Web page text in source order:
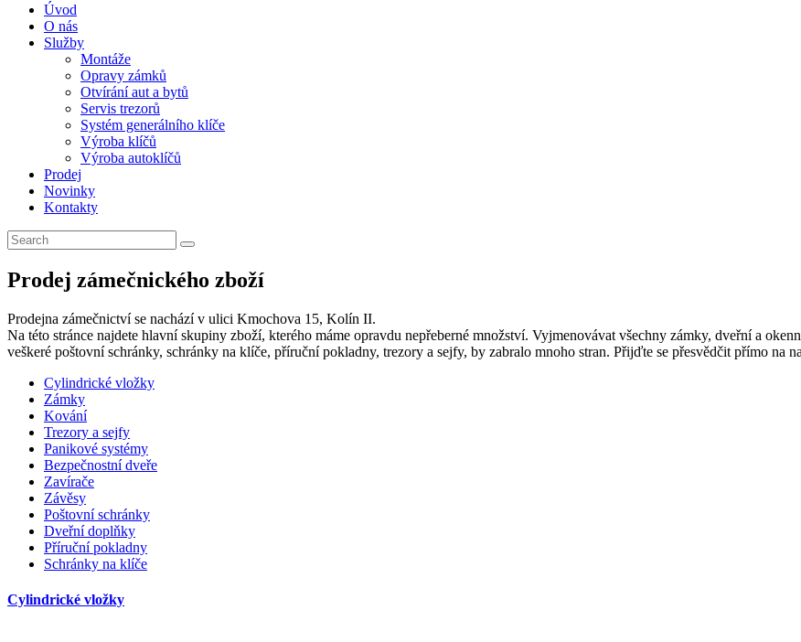
Úvod
O nás
Služby
Montáže
Opravy zámků
Otvírání aut a bytů
Servis trezorů
Systém generálního klíče
Výroba klíčů
Výroba autoklíčů
Prodej
Novinky
Kontakty
Prodej zámečnického zboží
Prodejna zámečnictví se nachází v ulici Kmochova 15, Kolín II.
Na této stránce najdete hlavní skupiny zboží, kterého máme opravdu nepřeberné množství. Vyjmenovávat všechny zámky, dveřní a
veškeré poštovní schránky, schránky na klíče, příruční pokladny, trezory a sejfy, by zabralo mnoho stran. Přijďte se přesvědčit přímo na
Cylindrické vložky
Zámky
Kování
Trezory a sejfy
Panikové systémy
Bezpečnostní dveře
Zavírače
Závěsy
Poštovní schránky
Dveřní doplňky
Příruční pokladny
Schránky na klíče
Cylindrické vložky